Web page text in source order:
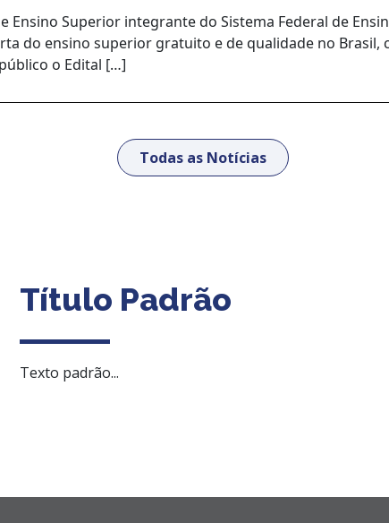
Ensino Superior integrante do Sistema Federal de
do ensino superior gratuito e de qualidade no
o Edital […]
Todas as Notícias
Título Padrão
Texto padrão...